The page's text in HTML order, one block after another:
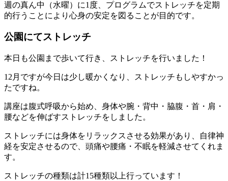
週の真ん中（水曜）に1度、プログラムでストレッチを定期
的行うことにより心身の安定を図ることが目的です。
公園にてストレッチ
本日も公園まで歩いて行き、ストレッチを行いました！
12月ですが今日は少し暖かくなり、ストレッチもしやすかっ
たですね。
講座は腹式呼吸から始め、身体や腕・背中・脇腹・首・肩・
腰などを伸ばすストレッチをしました。
ストレッチには身体をリラックスさせる効果があり、自律神
経を安定させるので、頭痛や腰痛・不眠を軽減させてくれま
す。
ストレッチの種類は計15種類以上行っています！